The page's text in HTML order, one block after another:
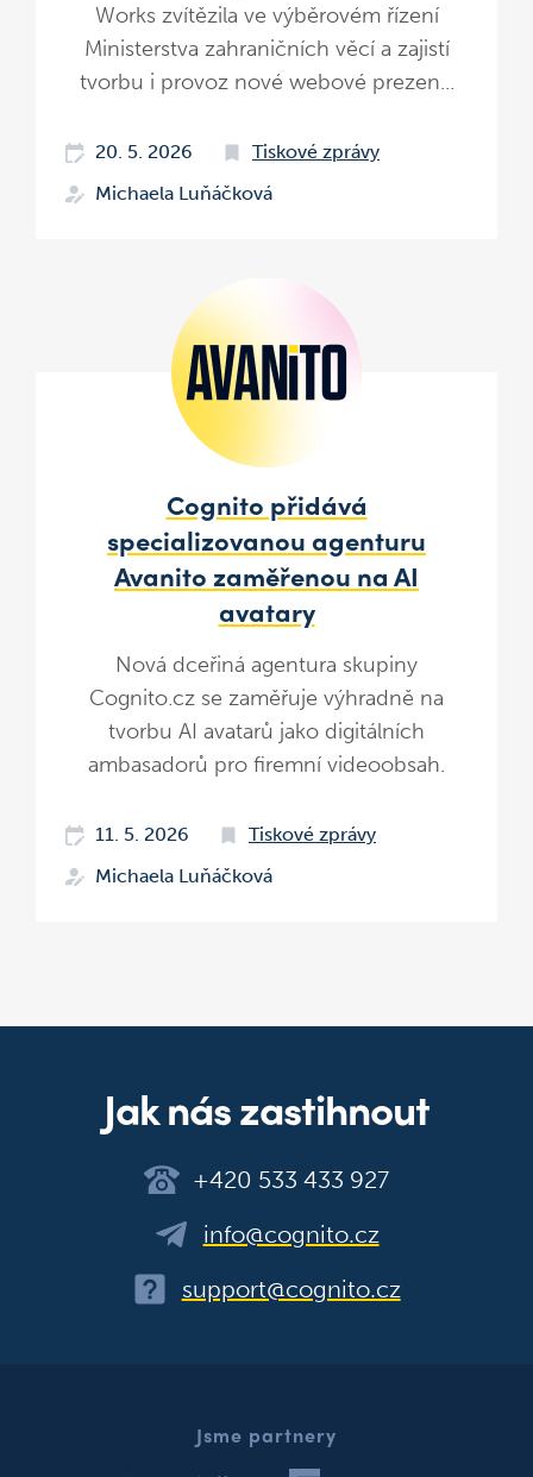
Works zvítězila ve výběrovém řízení
Ministerstva zahraničních věcí a zajistí
tvorbu i provoz nové webové prezen...
20. 5. 2026
Tiskové zprávy
Michaela Luňáčková
Cognito přidává
specializovanou agenturu
Avanito zaměřenou na AI
avatary
Nová dceřiná agentura skupiny
Cognito.cz se zaměřuje výhradně na
tvorbu AI avatarů jako digitálních
ambasadorů pro firemní videoobsah.
11. 5. 2026
Tiskové zprávy
Michaela Luňáčková
Jak nás zastihnout
+420 533 433 927
info@cognito.cz
support@cognito.cz
Jsme partnery